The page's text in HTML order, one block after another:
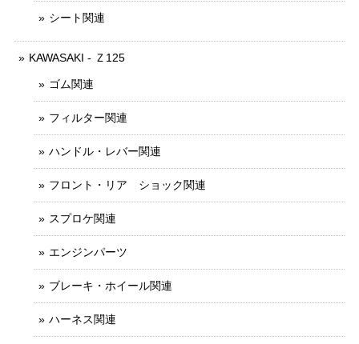
シート関連
KAWASAKI - Ｚ125
ゴム関連
フィルター関連
ハンドル・レバー関連
フロント・リア ショック関連
スプロケ関連
エンジンパーツ
ブレーキ・ホイール関連
ハーネス関連